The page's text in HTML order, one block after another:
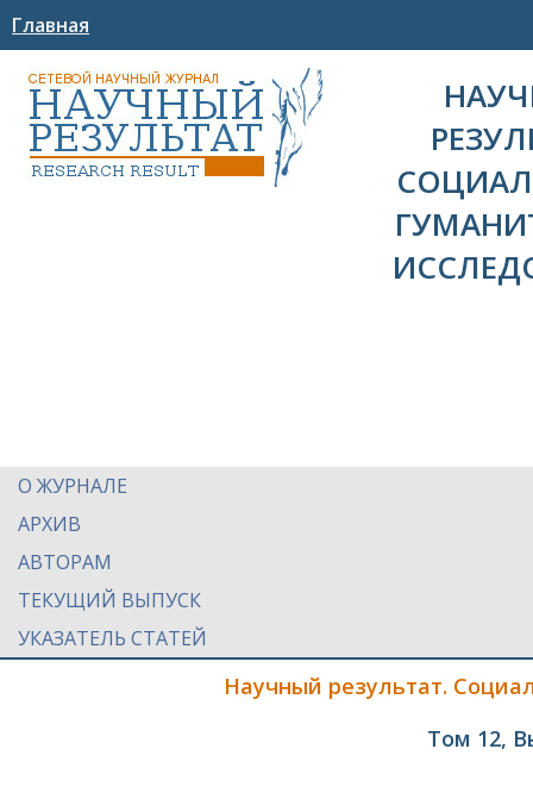
Главная
О ЖУРНАЛЕ
АРХИВ
АВТОРАМ
ТЕКУЩИЙ ВЫПУСК
УКАЗАТЕЛЬ СТАТЕЙ
Научный результат.
Том 12,